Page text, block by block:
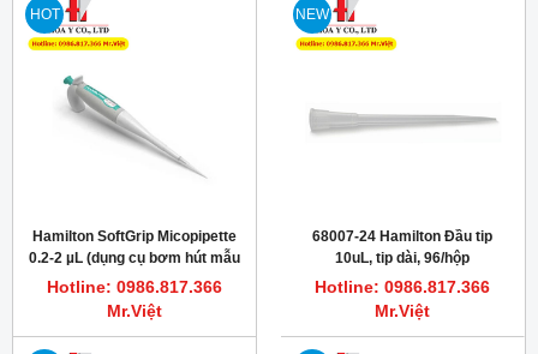
HOT
Hamilton SoftGrip Micopipette
0.2-2 µL (dụng cụ bơm hút mẫu
thí nghiệm)
Hotline: 0986.817.366
Mr.Việt
NEW
68007-24 Hamilton Đầu tip
10uL, tip dài, 96/hộp
Hotline: 0986.817.366
Mr.Việt